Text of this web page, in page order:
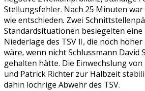
Stellungsfehler. Nach 25 Minuten war
wie entschieden. Zwei
Standardsituationen besiegelten eine
Niederlage des TSV II, die noch
wäre, wenn nicht Schlussmann David
gehalten hätte. Die Einwechslung
und Patrick Richter zur Halbzeit
dahin löchrige Abwehr des TSV.